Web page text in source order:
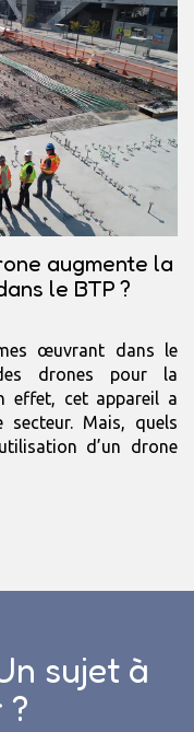
augmente la
le BTP ?
œuvrant dans le
drones pour la
effet, cet appareil a
Mais, quels
d’un drone
sujet à